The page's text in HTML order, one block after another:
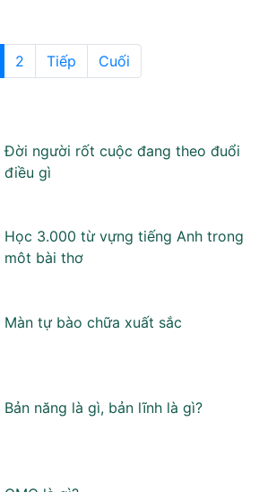
2 Tiếp Cuối
Đời người rốt cuộc đang theo đuổi
điều gì
Học 3.000 từ vựng tiếng Anh trong
môt bài thơ
Màn tự bào chữa xuất sắc
Bản năng là gì, bản lĩnh là gì?